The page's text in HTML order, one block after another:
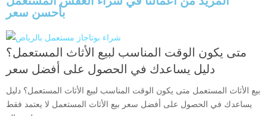
بأحسن سعر
متى يكون الوقت المناسب لبيع الأثاث المستعمل؟
دليل يساعدك في الحصول على أفضل سعر
بيع الأثاث المستعمل متى يكون الوقت المناسب لبيع الأثاث المستعمل؟ دليل
يساعدك في الحصول على أفضل سعر بيع الأثاث المستعمل لا يعتمد فقط